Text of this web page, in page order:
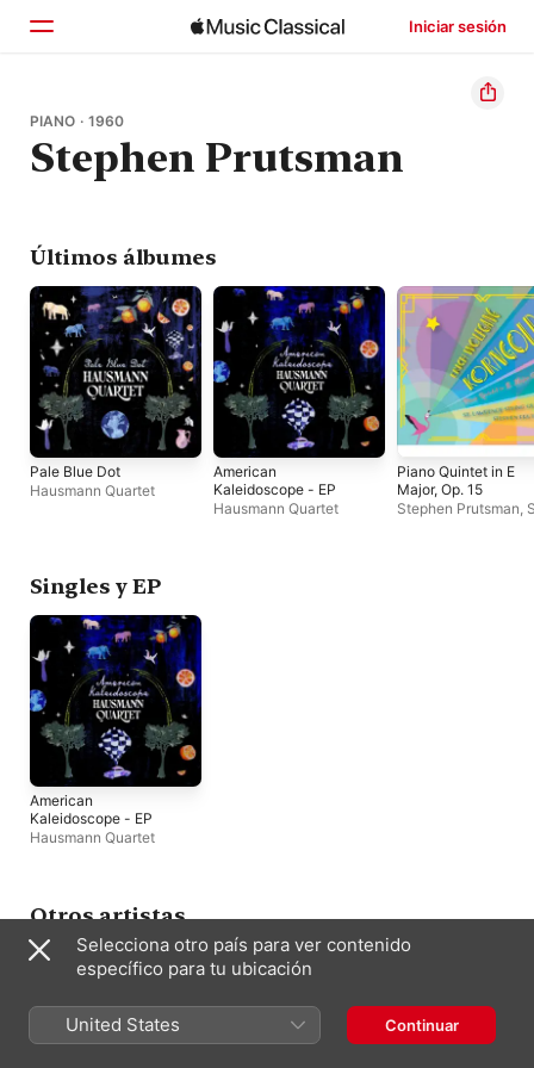
Iniciar sesión
Inicio
Explorar
PIANO · 1960
Stephen Prutsman
Últimos álbumes
Pale Blue Dot
Hausmann Quartet
American
Kaleidoscope - EP
Hausmann Quartet
Piano Quintet in E
Major, Op. 15
Stephen Prutsman,
Singles y EP
American
Kaleidoscope - EP
Hausmann Quartet
Otros artistas
Selecciona otro país para ver contenido
específico para tu ubicación
United States Continuar